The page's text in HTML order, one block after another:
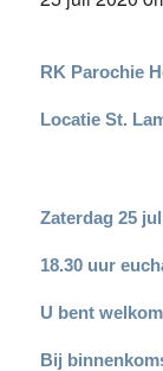
RK Parochie
Locatie St.
Zaterdag 25
18.30 uur
U bent
Bij